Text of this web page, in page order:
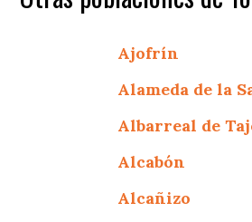
Ajofrín
Alameda de la
Albarreal de
Alcabón
Alcañizo